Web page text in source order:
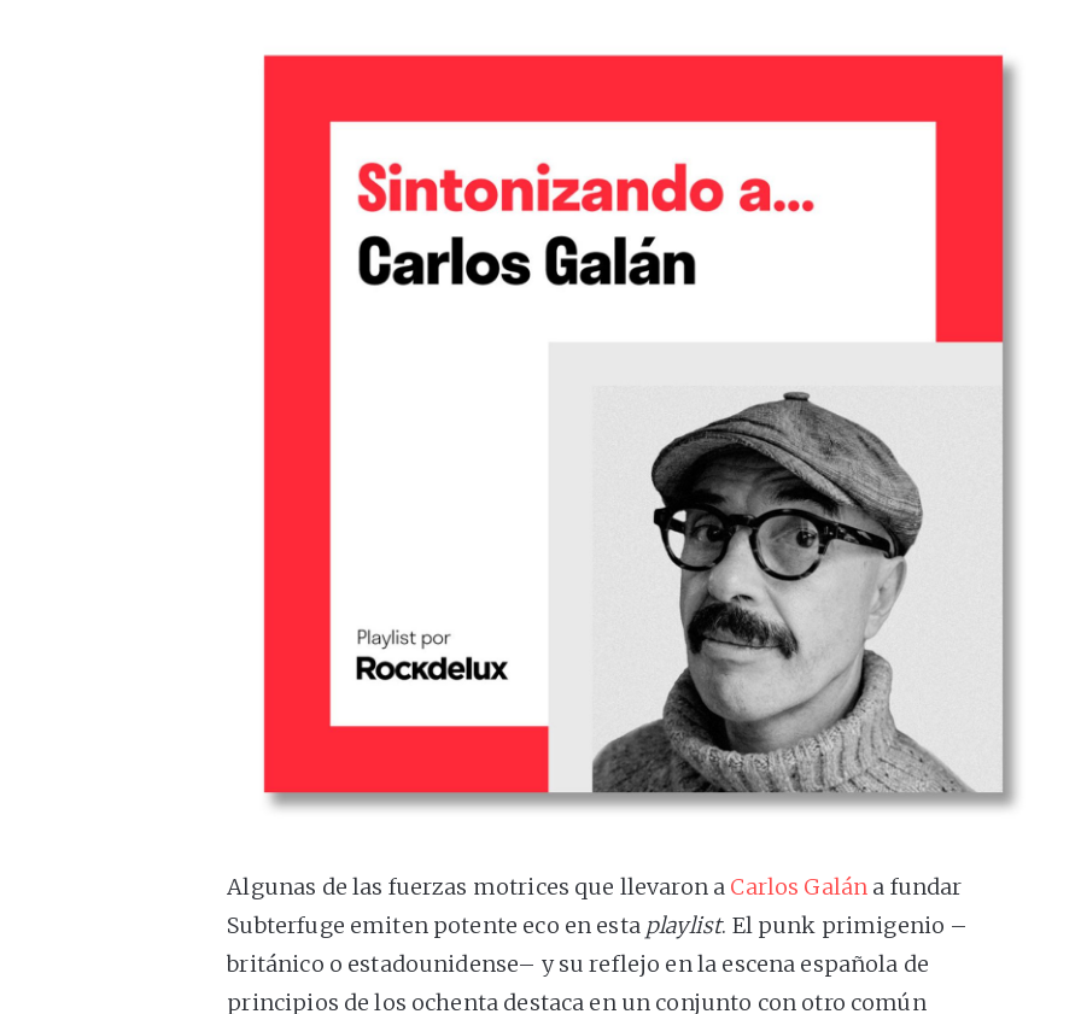
Algunas de las fuerzas motrices que llevaron a Carlos Galán a fundar
Subterfuge emiten potente eco en esta playlist. El punk primigenio –
británico o estadounidense– y su reflejo en la escena española de
principios de los ochenta destaca en un conjunto con otro común